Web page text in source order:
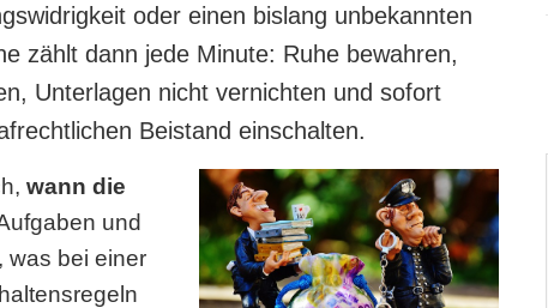
oder einen bislang unbekannten
zählt dann jede Minute: Ruhe bewahren,
Unterlagen nicht vernichten und sofort
Beistand einschalten.
wann die
und
was bei einer